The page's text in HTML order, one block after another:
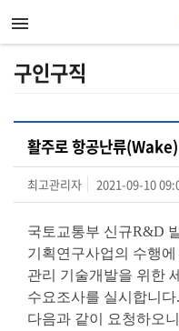
구인구직
활주로 항공난류
최고관리자 2021-09-10
국토교통부 신규R&D
기획연구사업의 수행
관리 기술개발을 위한
수요조사를 실시합니
다음과 같이 요청하오